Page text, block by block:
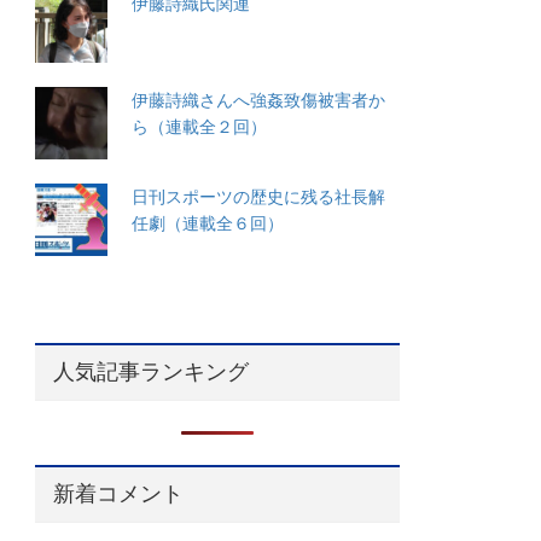
伊藤詩織さんへ強姦致傷被害者か
ら（連載全２回）
日刊スポーツの歴史に残る社長解
任劇（連載全６回）
人気記事ランキング
新着コメント